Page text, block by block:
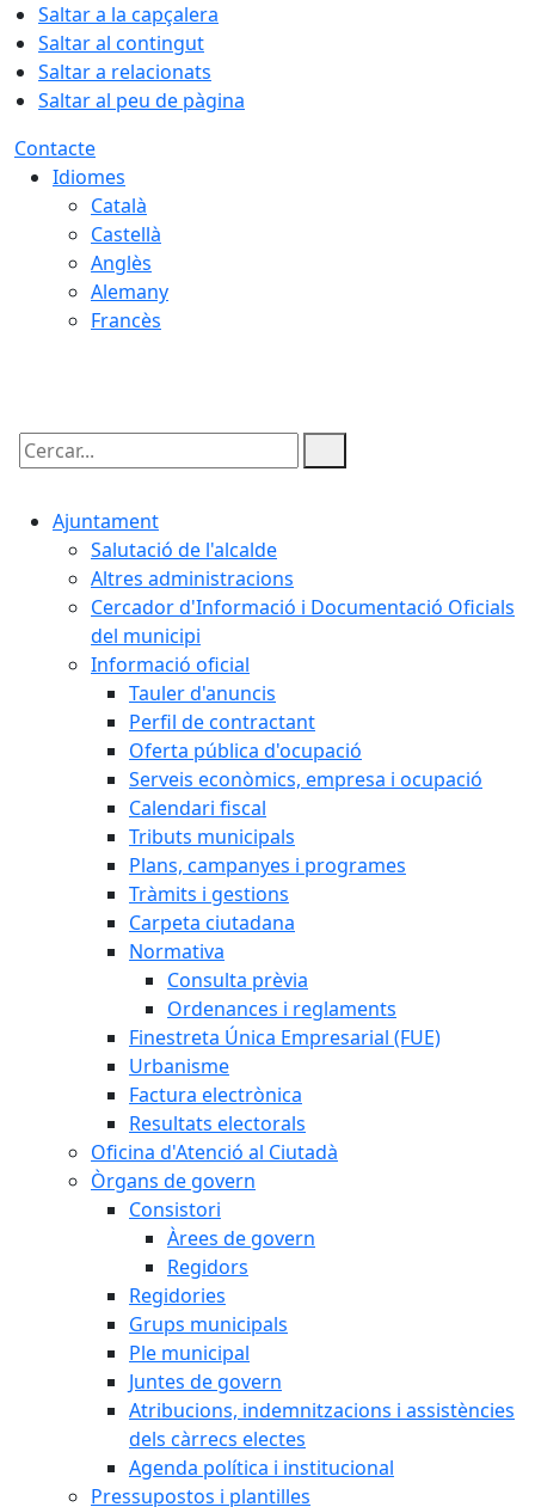
Saltar a la capçalera
Saltar al contingut
Saltar a relacionats
Saltar al peu de pàgina
Contacte
Idiomes
Català
Castellà
Anglès
Alemany
Francès
Cercar:
Ajuntament
Salutació de l'alcalde
Altres administracions
Cercador d'Informació i Documentació Oficials
del municipi
Informació oficial
Tauler d'anuncis
Perfil de contractant
Oferta pública d'ocupació
Serveis econòmics, empresa i ocupació
Calendari fiscal
Tributs municipals
Plans, campanyes i programes
Tràmits i gestions
Carpeta ciutadana
Normativa
Consulta prèvia
Ordenances i reglaments
Finestreta Única Empresarial (FUE)
Urbanisme
Factura electrònica
Resultats electorals
Oficina d'Atenció al Ciutadà
Òrgans de govern
Consistori
Àrees de govern
Regidors
Regidories
Grups municipals
Ple municipal
Juntes de govern
Atribucions, indemnitzacions i assistències
dels càrrecs electes
Agenda política i institucional
Pressupostos i plantilles